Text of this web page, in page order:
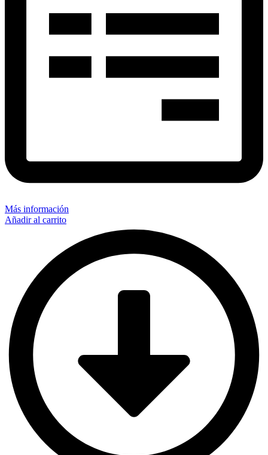
Más información
Añadir al carrito